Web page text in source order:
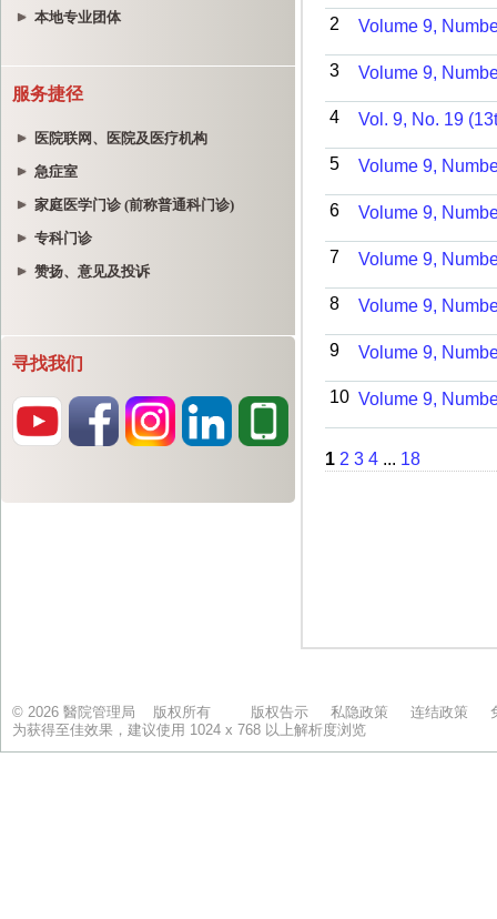
本地专业团体
服务捷径
医院联网、医院及医疗机构
急症室
家庭医学门诊 (前称普通科门诊)
专科门诊
赞扬、意见及投诉
寻找我们
© 2026 醫院管理局 版权所有 版权告示 私隐政策 连结政策
为获得至佳效果，建议使用 1024 x 768 以上解析度浏览